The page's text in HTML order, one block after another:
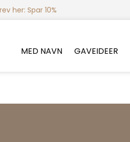
her: Spar 10%
MED NAVN GAVEIDEER